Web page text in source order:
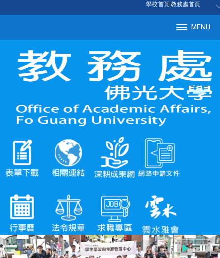
學校首頁 教務處首頁
MENU